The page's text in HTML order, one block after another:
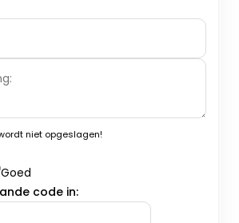
niet opgeslagen!
Goed
code in: